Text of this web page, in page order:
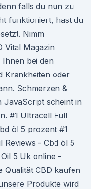
falls du nun zu
funktioniert, hast du
Nimm
Vital Magazin
Ihnen bei den
Krankheiten oder
Schmerzen &
JavaScript scheint in
#1 Ultracell Full
öl 5 prozent #1
Reviews - Cbd öl 5
5 Uk online -
Qualität CBD kaufen
Produkte wird